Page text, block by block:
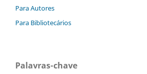
Para Autores
Para Bibliotecários
Palavras-chave